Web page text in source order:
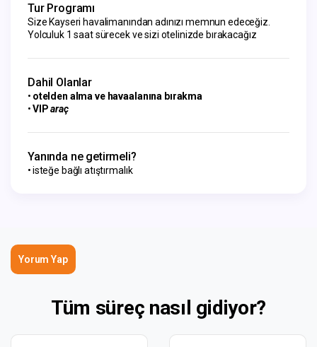
Tur Programı
Size Kayseri havalimanından adınızı memnun edeceğiz.
Yolculuk 1 saat sürecek ve sizi otelinizde bırakacağız
Dahil Olanlar
otelden alma ve havaalanına bırakma
VIParaç
Yanında ne getirmeli?
isteğe bağlı atıştırmalık
Yorum Yap
Tüm süreç nasıl gidiyor?